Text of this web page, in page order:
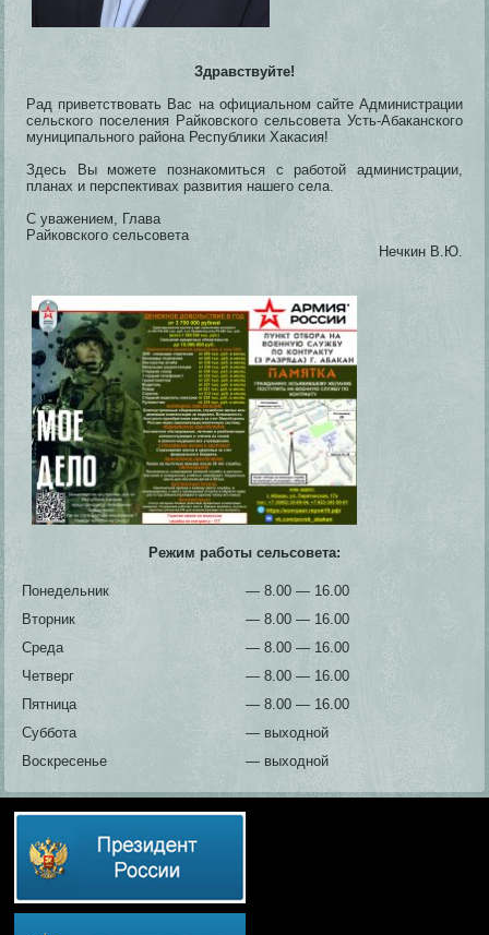
Здравствуйте!
Рад приветствовать Вас на официальном сайте Администрации
сельского поселения Райковского сельсовета Усть-Абаканского
муниципального района Республики Хакасия!
Здесь Вы можете познакомиться с работой администрации,
планах и перспективах развития нашего села.
С уважением, Глава
Райковского сельсовета
Нечкин В.Ю.
Режим работы сельсовета:
Понедельник
— 8.00 — 16.00
Вторник
— 8.00 — 16.00
Среда
— 8.00 — 16.00
Четверг
— 8.00 — 16.00
Пятница
— 8.00 — 16.00
Суббота
— выходной
Воскресенье
— выходной